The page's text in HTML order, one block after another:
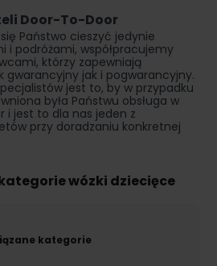
Door-To-Door
Państwo cieszyć jedynie
i podróżami, współpracujemy
którzy zapewniają
gwarancyjny jak i pogwarancyjny.
jest to, by w przypadku
była Państwu obsługa w
i jest to dla nas jeden z
przy doradzaniu konkretnej
wózki dziecięce
kategorie